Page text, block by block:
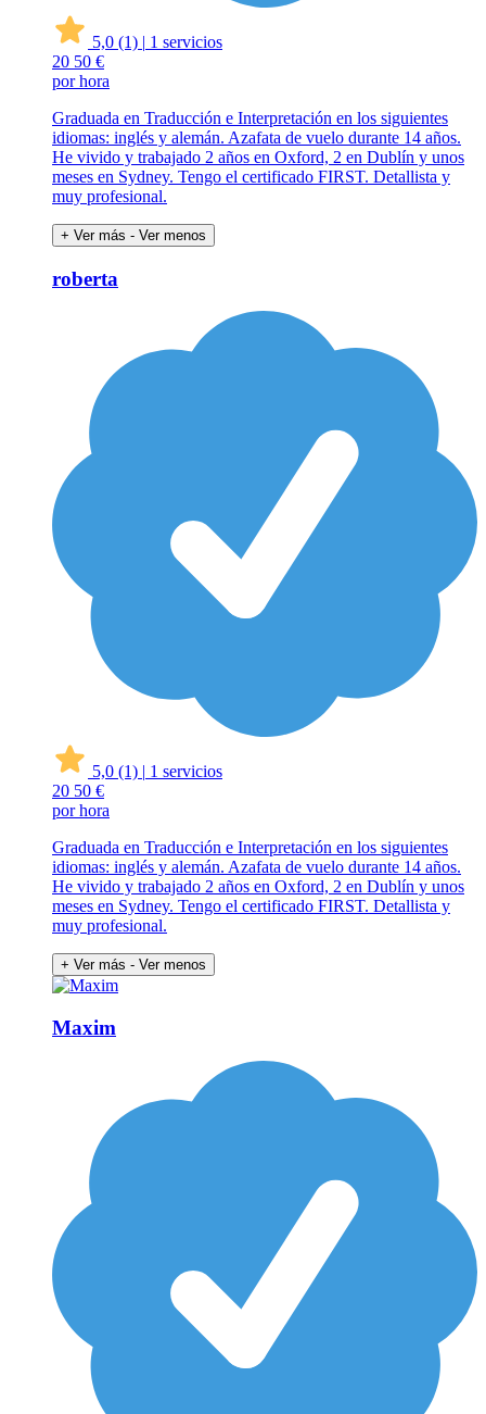
5,0 (1) | 1 servicios
20 50 €
por hora
Graduada en Traducción e Interpretación en los siguientes
idiomas: inglés y alemán. Azafata de vuelo durante 14 años.
He vivido y trabajado 2 años en Oxford, 2 en Dublín y unos
meses en Sydney. Tengo el certificado FIRST. Detallista y
muy profesional.
+ Ver más - Ver menos
roberta
5,0 (1) | 1 servicios
20 50 €
por hora
Graduada en Traducción e Interpretación en los siguientes
idiomas: inglés y alemán. Azafata de vuelo durante 14 años.
He vivido y trabajado 2 años en Oxford, 2 en Dublín y unos
meses en Sydney. Tengo el certificado FIRST. Detallista y
muy profesional.
+ Ver más - Ver menos
Maxim